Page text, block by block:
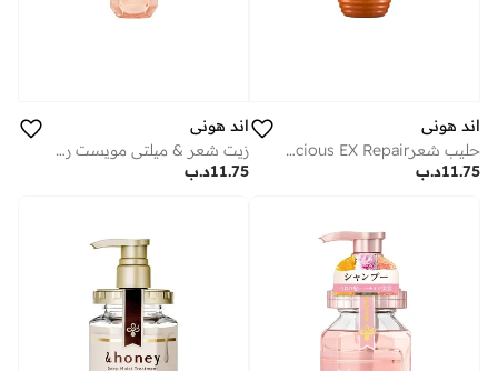
اند هوني
حليب شعرMilky Precious EX Repair – ترطيب خفيف وإصلاح يُترك على الشعر (180 جم)
د.ب11.75
اند هوني
زيت شعر & ميلتي مويست ريبير 3.0 – ترطيب مكثف وإصلاح للشعر (100 مل)
د.ب11.75